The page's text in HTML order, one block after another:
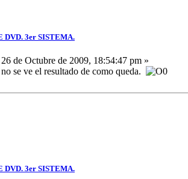
DVD. 3er SISTEMA.
26 de Octubre de 2009, 18:54:47 pm »
se ve el resultado de como queda.
DVD. 3er SISTEMA.